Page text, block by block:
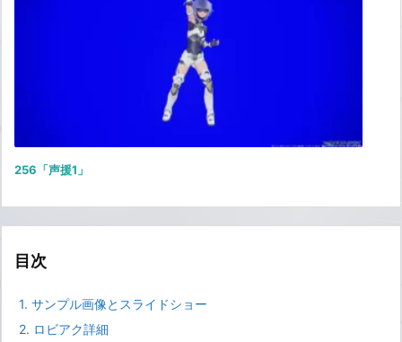
256「声援1」
目次
1. サンプル画像とスライドショー
2. ロビアク詳細